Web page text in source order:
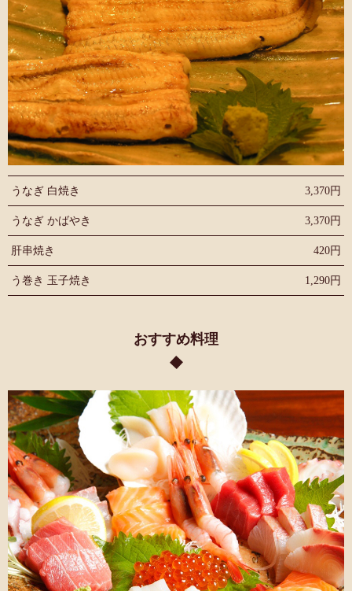
うなぎ 白焼き 3,370円
うなぎ かばやき 3,370円
肝串焼き 420円
う巻き 玉子焼き 1,290円
おすすめ料理